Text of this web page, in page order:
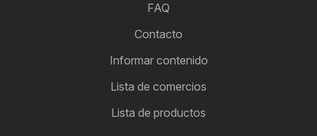
FAQ
Contacto
Informar contenido
Lista de comercios
Lista de productos